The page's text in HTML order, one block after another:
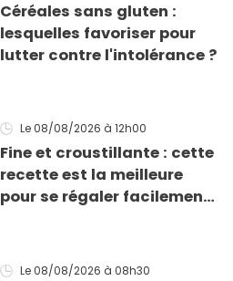
Céréales sans gluten :
lesquelles favoriser pour
lutter contre l'intolérance ?
Le 08/08/2026 à 12h00
Fine et croustillante : cette
recette est la meilleure
pour se régaler facilement
Le 08/08/2026 à 08h30